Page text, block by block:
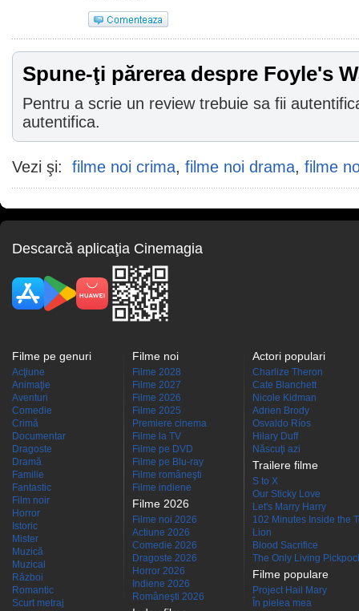
Spune-ţi părerea despre Foyle's
Pentru a scrie un review trebuie sa fii
autentifica.
Vezi şi: filme noi crima, filme noi drama, filme
Descarcă aplicaţia Cinemagia
Filme pe genuri
Acţiune
Animaţie
Aventuri
Comedie
Crimă
Documentar
Dragoste
Dramă
Familie
Fantastic
Film noir
Horror
Istoric
Mister
Muzică
Muzical
Război
Romantic
Scurt metraj
Filme noi
Filme 2028
Filme 2027
Filme 2026
Filme 2025
Premiere cinema
Filme la TV
Filme pe DVD
Filme pe Blu-ray
Filme româneşti
Filme indiene
Filme 2026
Filme noi 2026
Actiune 2026
Comedie 2026
Dragoste 2026
Horror 2026
Indiene 2026
Româneşti 2026
Actori populari
Charlize Theron
Cate Blanchett
Nicole Kidman
Adrien Brody
Osvaldo Ríos
Hilary Duff
Născuţi azi
Trailere filme
S to X
Our Sticky Love
Let's Marry Harry
102 Minutes Inside the
Lion
Blood Sacrifice
The Only Living
Filme populare
Project Hail Mary
În pielea mea